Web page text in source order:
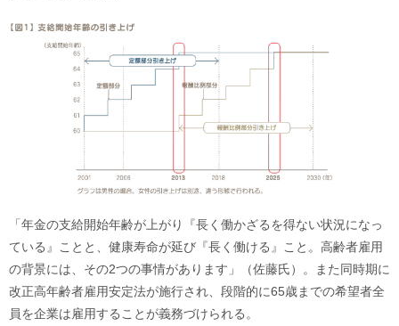
「年金の支給開始年齢が上がり『長く働かざるを得ない状況になっ
ている』ことと、健康寿命が延び『長く働ける』こと。高齢者雇用
の背景には、その2つの事情があります」（佐藤氏）。また同時期に
改正高年齢者雇用安定法が施行され、段階的に65歳までの希望者全
員を企業は雇用することが義務づけられる。